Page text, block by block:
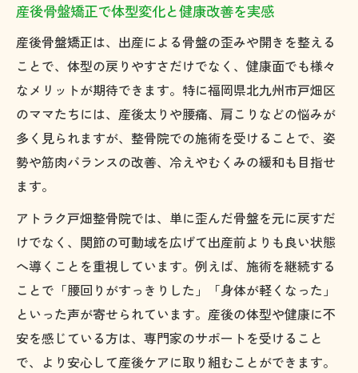
産後骨盤矯正がもたらす驚きの効果とは
産後骨盤矯正で期待できる主な効果一覧
腰痛や肩こり改善に産後骨盤矯正が有効な
理由
産後骨盤矯正で体型戻しに成功した事例紹
介
産後骨盤矯正が冷え性やむくみにも良い理
由
体型戻しに悩む方へおすすめの骨盤ケア
産後骨盤矯正で体型戻しをサポートする流
れ
骨盤矯正で産前のズボンが履ける身体に変
産後骨盤矯正で体型変化と健康改善を実感
産後骨盤矯正は、出産による骨盤の歪みや開きを整える
ことで、体型の戻りやすさだけでなく、健康面でも様々
なメリットが期待できます。特に福岡県北九州市戸畑区
のママたちには、産後太りや腰痛、肩こりなどの悩みが
多く見られますが、整骨院での施術を受けることで、姿
勢や筋肉バランスの改善、冷えやむくみの緩和も目指せ
ます。
アトラク戸畑整骨院では、単に歪んだ骨盤を元に戻すだ
けでなく、関節の可動域を広げて出産前よりも良い状態
へ導くことを重視しています。例えば、施術を継続する
ことで「腰回りがすっきりした」「身体が軽くなった」
といった声が寄せられています。産後の体型や健康に不
安を感じている方は、専門家のサポートを受けること
で、より安心して産後ケアに取り組むことができます。